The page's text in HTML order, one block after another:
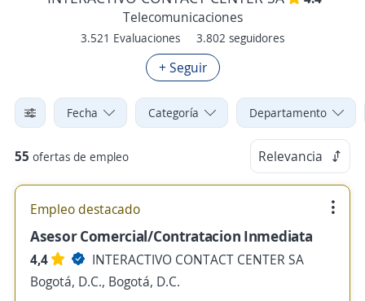
Telecomunicaciones
3.521 Evaluaciones 3.802 seguidores
+ Seguir
Fecha Categoría Departamento
55 ofertas de empleo Relevancia
Empleo destacado
Asesor Comercial/Contratacion Inmediata
4,4
INTERACTIVO CONTACT CENTER SA
Bogotá, D.C., Bogotá, D.C.